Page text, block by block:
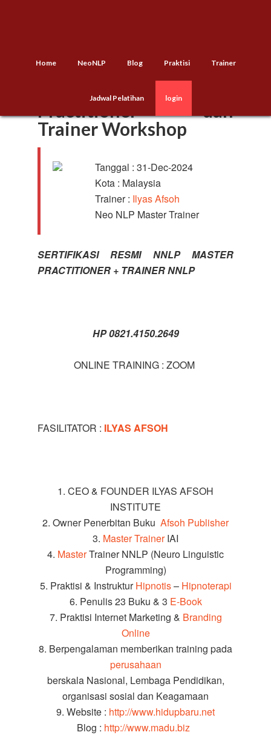
Home NeoNLP Blog Praktisi Trainer
Jadwal Pelatihan login
NNLP Master
Practitioner dan
Trainer Workshop
Tanggal : 31-Dec-2024
Kota : Malaysia
Trainer : Ilyas Afsoh
Neo NLP Master Trainer
SERTIFIKASI RESMI NNLP MASTER
PRACTITIONER + TRAINER NNLP
HP 0821.4150.2649
ONLINE TRAINING : ZOOM
FASILITATOR : ILYAS AFSOH
1. CEO & FOUNDER ILYAS AFSOH
INSTITUTE
2. Owner Penerbitan Buku Afsoh Publisher
3. Master TrainerIAI
4. MasterTrainer NNLP (Neuro Linguistic
Programming)
5. Praktisi & InstrukturHipnotis– Hipnoterapi
6. Penulis 23 Buku & 3 E-Book
7. Praktisi Internet Marketing & Branding
Online
8. Berpengalaman memberikan training pada
perusahaan
berskala Nasional, Lembaga Pendidikan,
organisasi sosial dan Keagamaan
9. Website : http://www.hidupbaru.net
Blog : http://www.madu.biz